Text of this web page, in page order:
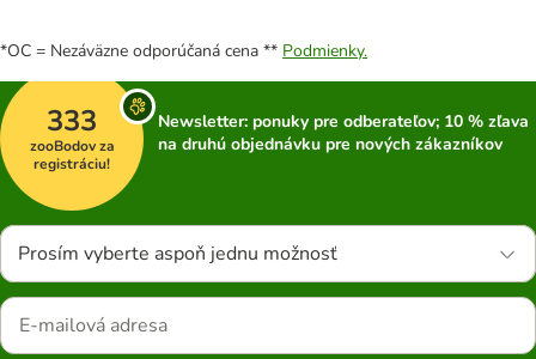
*OC = Nezáväzne odporúčaná cena ** Podmienky.
333
zooBodov za
registráciu!
Newsletter: ponuky pre odberateľov; 10 % zľava
na druhú objednávku pre nových zákazníkov
Prosím vyberte aspoň jednu možnosť